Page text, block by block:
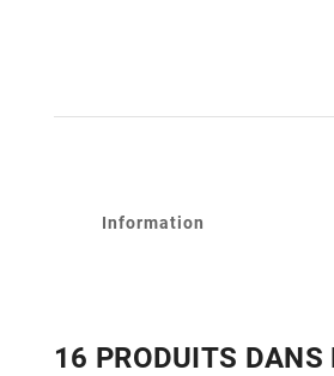
Information
16 PRODUITS DANS